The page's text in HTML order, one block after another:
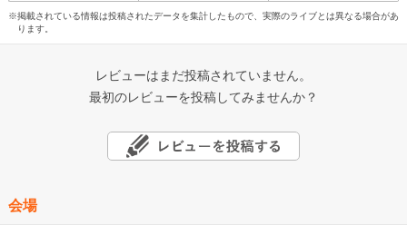
※掲載されている情報は投稿されたデータを集計したもので、実際のライブとは異なる場合があ
ります。
レビューはまだ投稿されていません。
最初のレビューを投稿してみませんか？
会場